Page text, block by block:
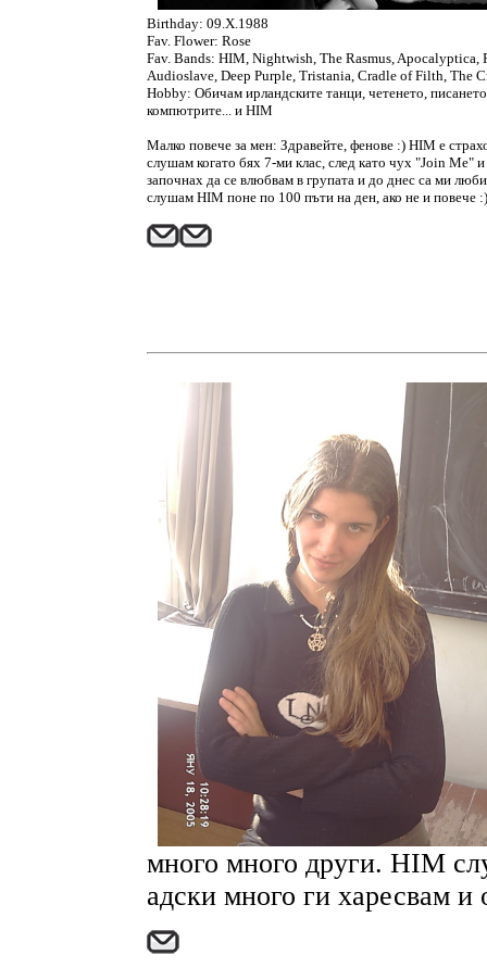
Birthday: 09.X.1988
Fav. Flower: Rose
Fav. Bands: HIM, Nightwish, The Rasmus,
Audioslave, Deep Purple, Tristania, Cradle of Filth, The
Hobby: Обичам ирландските танци, четенето,
компютрите... и HIM
Малко повече за мен: Здравейте, фенове :) HIM е
слушам когато бях 7-ми клас, след като чух "Join Me"
започнах да се влюбвам в групата и до днес са ми
слушам HIM поне по 100 пъти на ден, ако не и повече
много много други. HIM
адски много ги харесвам и